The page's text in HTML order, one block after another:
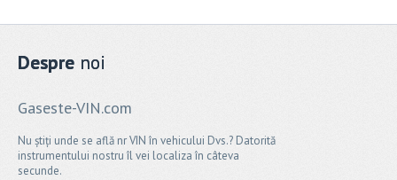
Despre noi
Gaseste-VIN.com
Nu știți unde se află nr VIN în vehicului Dvs.? Datorită
instrumentului nostru îl vei localiza în câteva
secunde.